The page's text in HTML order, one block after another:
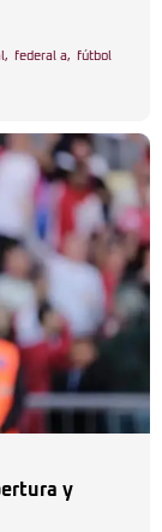
, federal a, fútbol
y